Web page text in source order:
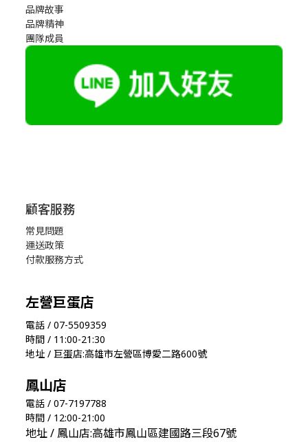
品牌故事
品牌精神
團隊成員
顧客服務
常見問題
運送政策
付款服務方式
左營巨蛋店
電話 / 07-5509359
時間 / 11:00-21:30
地址 / 巨蛋店:高雄市左營區博愛二路600號
鳳山店
電話 / 07-7197788
時間 / 12:00-21:00
地址 / 鳳山店:高雄市鳳山區建國路三段67號